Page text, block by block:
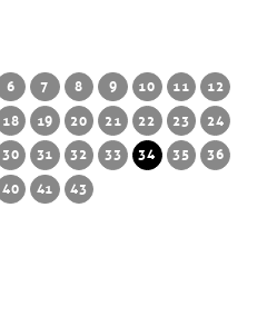
6 7 8 9 10 11 12
18 19 20 21 22 23 24
30 31 32 33 34 35 36
40 41 43